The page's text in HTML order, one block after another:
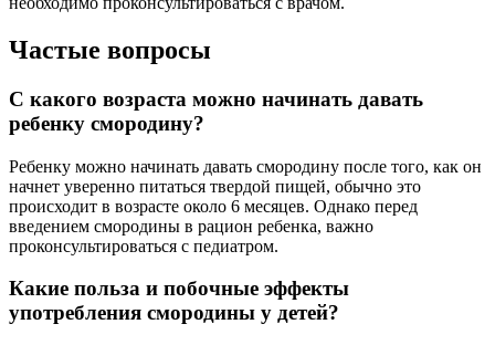
Частые вопросы
С какого возраста можно начинать давать
ребенку смородину?
Ребенку можно начинать давать смородину после того, как он
начнет уверенно питаться твердой пищей, обычно это
происходит в возрасте около 6 месяцев. Однако перед
введением смородины в рацион ребенка, важно
проконсультироваться с педиатром.
Какие польза и побочные эффекты
употребления смородины у детей?